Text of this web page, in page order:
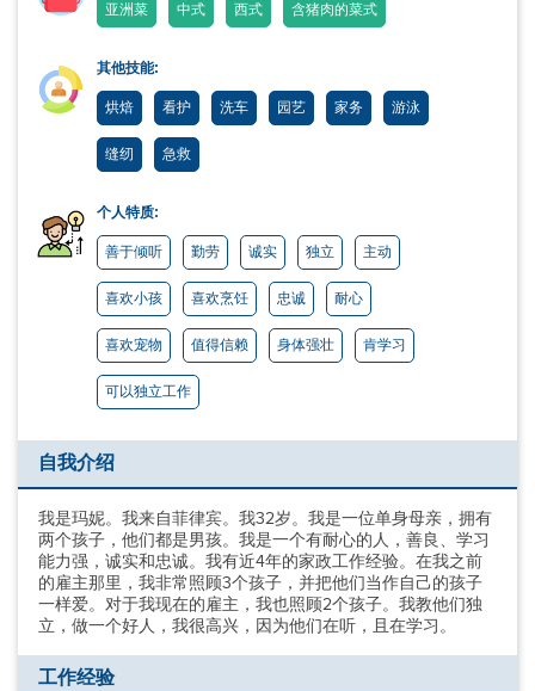
亚洲菜 中式 西式 含猪肉的菜式
其他技能:
烘焙 看护 洗车 园艺 家务 游泳
缝纫 急救
个人特质:
善于倾听 勤劳 诚实 独立 主动
喜欢小孩 喜欢烹饪 忠诚 耐心
喜欢宠物 值得信赖 身体强壮 肯学习
可以独立工作
自我介绍
我是玛妮。我来自菲律宾。我32岁。我是一位单身母亲，拥有
两个孩子，他们都是男孩。我是一个有耐心的人，善良、学习
能力强，诚实和忠诚。我有近4年的家政工作经验。在我之前
的雇主那里，我非常照顾3个孩子，并把他们当作自己的孩子
一样爱。对于我现在的雇主，我也照顾2个孩子。我教他们独
立，做一个好人，我很高兴，因为他们在听，且在学习。
工作经验